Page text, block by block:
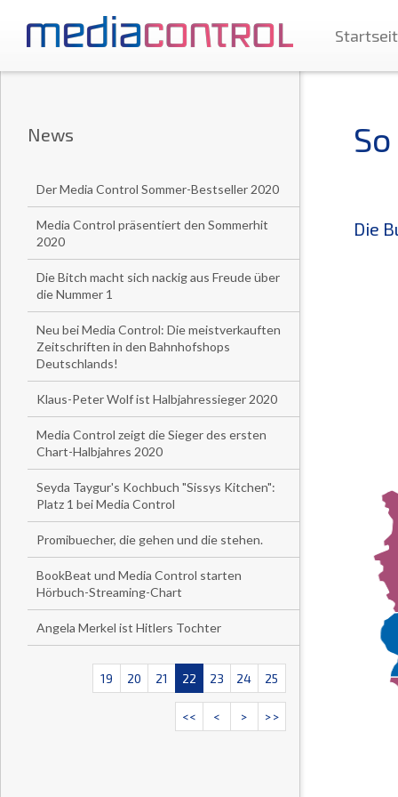
News
Der Media Control Sommer-Bestseller 2020
Media Control präsentiert den Sommerhit
2020
Die Bitch macht sich nackig aus Freude über
die Nummer 1
Neu bei Media Control: Die meistverkauften
Zeitschriften in den Bahnhofshops
Deutschlands!
Klaus-Peter Wolf ist Halbjahressieger 2020
Media Control zeigt die Sieger des ersten
Chart-Halbjahres 2020
Seyda Taygur's Kochbuch "Sissys Kitchen":
Platz 1 bei Media Control
Promibuecher, die gehen und die stehen.
BookBeat und Media Control starten
Hörbuch-Streaming-Chart
Angela Merkel ist Hitlers Tochter
19 20 21 22 23 24 25
<< < > >>
Die